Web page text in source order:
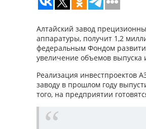
Алтайский завод
аппаратуры, получит 1,2
федеральным Фондом
увеличение объемов
Реализация инвестпроектов
заводу в прошлом году
того, на предприятии